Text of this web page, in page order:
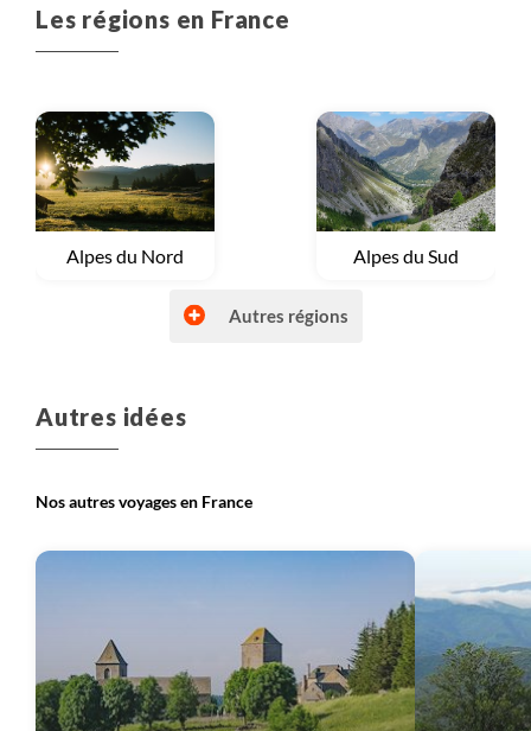
nouveaux projets et développer des nouveaux
voyages.
Les régions en France
Voyage
Alpes du Nord Voyage
Alpes du Sud
Voyage
Autres régions (France)
Voyage
Corse Voyage
Massif Central
Autres régions
Autres idées
Nos autres voyages en France